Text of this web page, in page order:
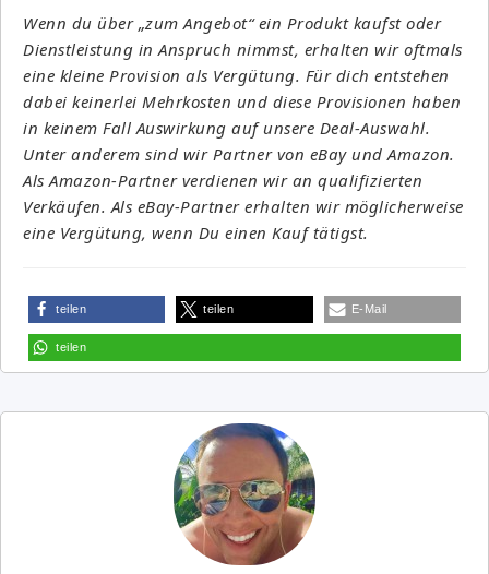
Wenn du über „zum Angebot“ ein Produkt kaufst oder
Dienstleistung in Anspruch nimmst, erhalten wir oftmals
eine kleine Provision als Vergütung. Für dich entstehen
dabei keinerlei Mehrkosten und diese Provisionen haben
in keinem Fall Auswirkung auf unsere Deal-Auswahl.
Unter anderem sind wir Partner von eBay und Amazon.
Als Amazon-Partner verdienen wir an qualifizierten
Verkäufen. Als eBay-Partner erhalten wir möglicherweise
eine Vergütung, wenn Du einen Kauf tätigst.
teilen teilen E-Mail
teilen